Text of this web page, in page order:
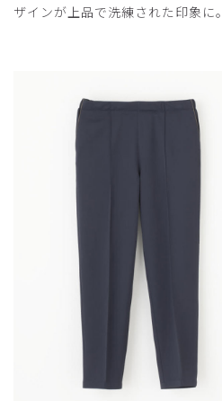
ザインが上品で洗練された印象に。